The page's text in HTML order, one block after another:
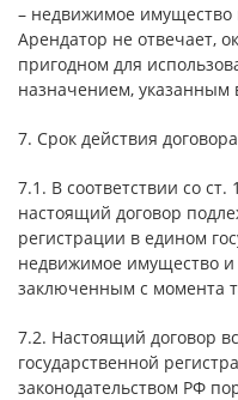
– недвижимое имущество
Арендатор не отвечает,
пригодном для
назначением, указанным
7. Срок действия
7.1. В соответствии со
настоящий договор
регистрации в едином
недвижимое имущество и
заключенным с момента
7.2. Настоящий договор
государственной
законодательством РФ